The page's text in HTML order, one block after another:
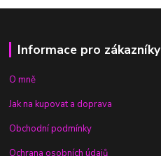
Informace pro zákazníky
O mně
Jak na kupovat a doprava
Obchodní podmínky
Ochrana osobních údajů